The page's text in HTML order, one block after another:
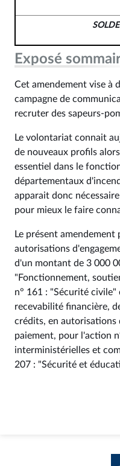
SOLDE
Exposé
Cet amendement vise à
campagne de
recruter des sapeurs-
Le volontariat connait
de nouveaux profils
essentiel dans le
départementaux
apparait donc
pour mieux le faire
Le présent
autorisations
d'un montant de 3 000
"Fonctionnement,
n° 161 : "Sécurité civile"
recevabilité financière,
crédits, en autorisations
paiement, pour l'action
interministérielles et
207 : "Sécurité et